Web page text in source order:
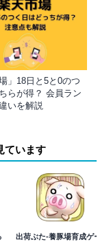
」18日と5と0のつ
らが得？ 会員ラン
いを解説
ています
出荷ぶた-養豚場育成ゲー